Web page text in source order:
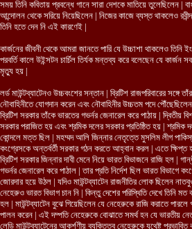
সময় তিনি কবিতায় প্রবন্ধে গানে সারা দেশকে মাতিয়ে তুলেছিলেন |
আন্দোলন থেকে সরিয়ে নিয়েছিলেন | নিজের কাজে ব্যস্ত থাকলেও
তিনি হতে দেন নি এই কারণেই |
কার্জনের জীবনী থেকে আমরা জানতে পারি যে উচ্চাশা থাকলেও তিনি
পরবর্তি কালে উইন্সটন চার্চিল তির্যক মন্তব্য করে বলেছেন যে
মৃত্যু হয় |
লর্ড মাউন্টব্যাটেনও উচ্চবংশের সন্তান | ব্রিটিশ রাজপরিবারের
নৌবাহিনীতে যোগদান করেন এবং নৌবাহিনীর উচ্চতম পদে
ব্রিটিশ সরকার তাঁকে ভারতের গভর্নর জেনারেল করে পাঠায় | দ্বিতীয়
সরকার পরাজিত হয় এবং শ্রমিক দলের সরকার প্রতিষ্ঠিত হয় |
কোন্দলে মত্ত ছিল | মহম্মদ আলি জিন্নার নেতৃত্তে মুসলিম লীগ
কংগ্রেসকে অন্তর্বর্তী সরকার গঠন করতে আহ্বান করল | এতে ক্ষিপ্ত
ব্রিটিশ সরকার জিন্নার দাবী মেনে নিয়ে ভারত বিভাজনে রাজি হল |
গভর্নর জেনারেল করে পাঠাল | তার প্রতি নির্দেশ ছিল ভারত বিভাগে
জোরদার হয়ে উঠল | যদিও মাউন্টব্যাটেন রাজনীতির লোক ছিলেন
নেহেরুও ভারত বিভাগ চান নি | কিন্তু দেশের পরিস্থিতি দেখে তিনি
হল | মাউন্টব্যাটেন বুঝে গিয়েছিলেন যে নেহেরুকে রাজি করাতে
পালন করেন | এই দম্পতি নেহেরুকে বোঝাতে সমর্থ হন যে ভারতীয়
লেডি মাউন্টব্যাটেনের আকর্শণীয় ব্যক্তিত্ব নেহেরুকে যথেষ্ট